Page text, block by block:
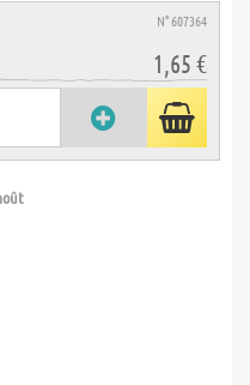
N° 607364
1,65 €